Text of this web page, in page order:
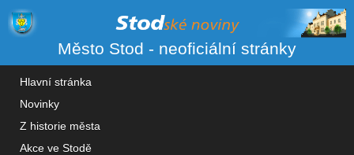
Město Stod - neoficiální stránky
Hlavní stránka
Novinky
Z historie města
Akce ve Stodě